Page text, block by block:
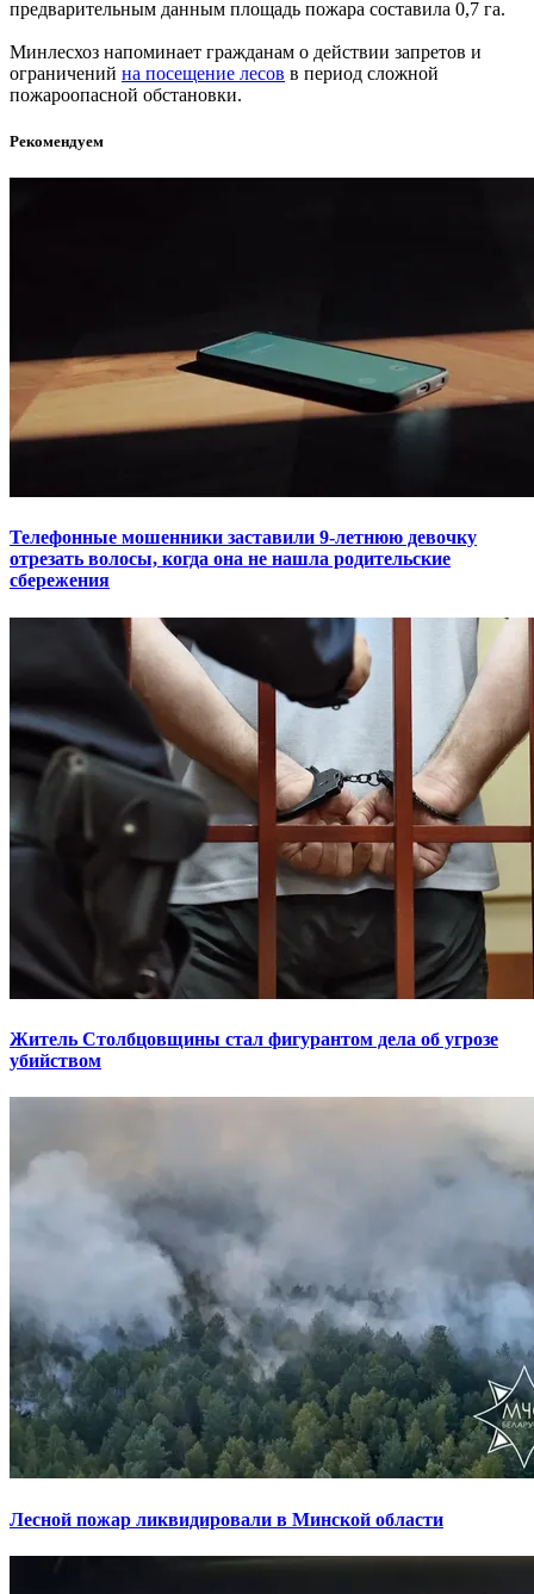
предварительным данным площадь пожара составила 0,7 га.
Минлесхоз напоминает гражданам о действии запретов и
ограничений на посещение лесов в период сложной
пожароопасной обстановки.
Рекомендуем
Телефонные мошенники заставили 9-летнюю девочку
отрезать волосы, когда она не нашла родительские
сбережения
Житель Столбцовщины стал фигурантом дела об угрозе
убийством
Лесной пожар ликвидировали в Минской области